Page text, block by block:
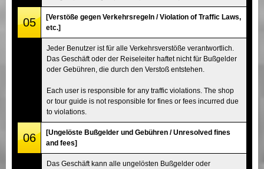
05
[Verstöße gegen Verkehrsregeln / Violation of Traffic Laws,
etc.]
Jeder Benutzer ist für alle Verkehrsverstöße verantwortlich.
Das Geschäft oder der Reiseleiter haftet nicht für Bußgelder
oder Gebühren, die durch den Verstoß entstehen.
Each user is responsible for any traffic violations. The shop
or tour guide is not responsible for fines or fees incurred due
to violations.
06
[Ungelöste Bußgelder und Gebühren / Unresolved fines
and fees]
Das Geschäft kann alle ungelösten Bußgelder oder